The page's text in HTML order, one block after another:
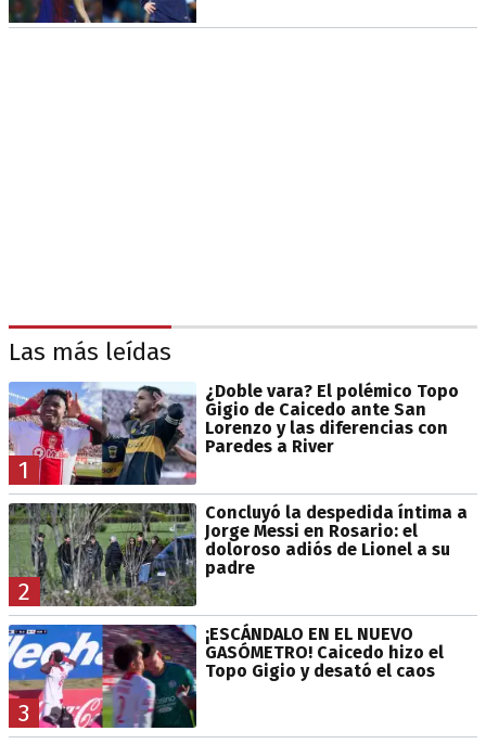
Las más leídas
1
¿Doble vara? El polémico Topo
Gigio de Caicedo ante San
Lorenzo y las diferencias con
Paredes a River
2
Concluyó la despedida íntima a
Jorge Messi en Rosario: el
doloroso adiós de Lionel a su
padre
3
¡ESCÁNDALO EN EL NUEVO
GASÓMETRO! Caicedo hizo el
Topo Gigio y desató el caos